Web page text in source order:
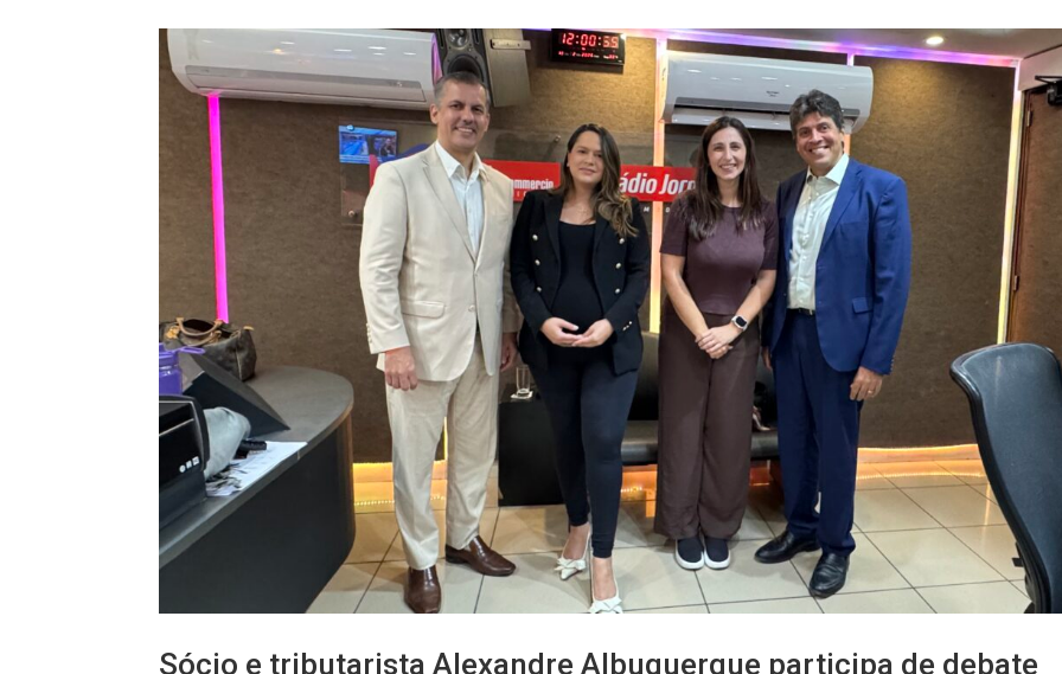
Sócio e tributarista Alexandre Albuquerque participa de debate